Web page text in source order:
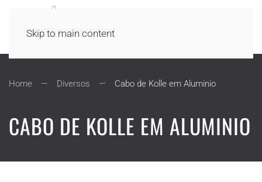
Skip to main content
Home Diversos Cabo de Kolle em Aluminio
CABO DE KOLLE EM ALUMINIO